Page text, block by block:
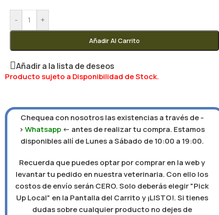
- +
Añadir Al Carrito
Añadir a la lista de deseos
Producto sujeto a Disponibilidad de Stock.
Chequea con nosotros las existencias a través de -
>Whatsapp <- antes de realizar tu compra. Estamos
disponibles allí de Lunes a Sábado de 10:00 a 19:00.
Recuerda que puedes optar por comprar en la web y
levantar tu pedido en nuestra veterinaria. Con ello los
costos de envío serán CERO. Solo deberás elegir "Pick
Up Local" en la Pantalla del Carrito y ¡LISTO!. Si tienes
dudas sobre cualquier producto no dejes de